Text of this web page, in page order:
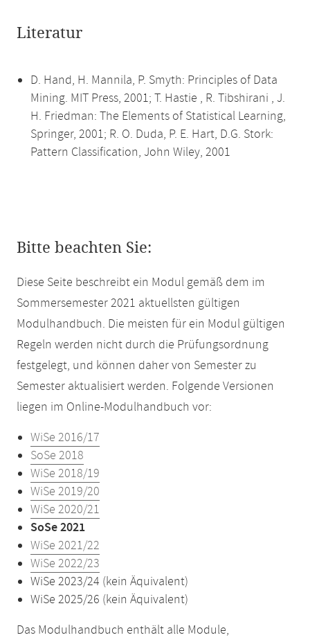
Literatur
D. Hand, H. Mannila, P. Smyth: Principles of Data
Mining. MIT Press, 2001; T. Hastie , R. Tibshirani , J.
H. Friedman: The Elements of Statistical Learning,
Springer, 2001; R. O. Duda, P. E. Hart, D.G. Stork:
Pattern Classification, John Wiley, 2001
Bitte beachten Sie:
Diese Seite beschreibt ein Modul gemäß dem im
Sommersemester 2021 aktuellsten gültigen
Modulhandbuch. Die meisten für ein Modul gültigen
Regeln werden nicht durch die Prüfungsordnung
festgelegt, und können daher von Semester zu
Semester aktualisiert werden. Folgende Versionen
liegen im Online-Modulhandbuch vor:
WiSe 2016/17
SoSe 2018
WiSe 2018/19
WiSe 2019/20
WiSe 2020/21
SoSe 2021
WiSe 2021/22
WiSe 2022/23
WiSe 2023/24 (kein Äquivalent)
WiSe 2025/26 (kein Äquivalent)
Das Modulhandbuch enthält alle Module,